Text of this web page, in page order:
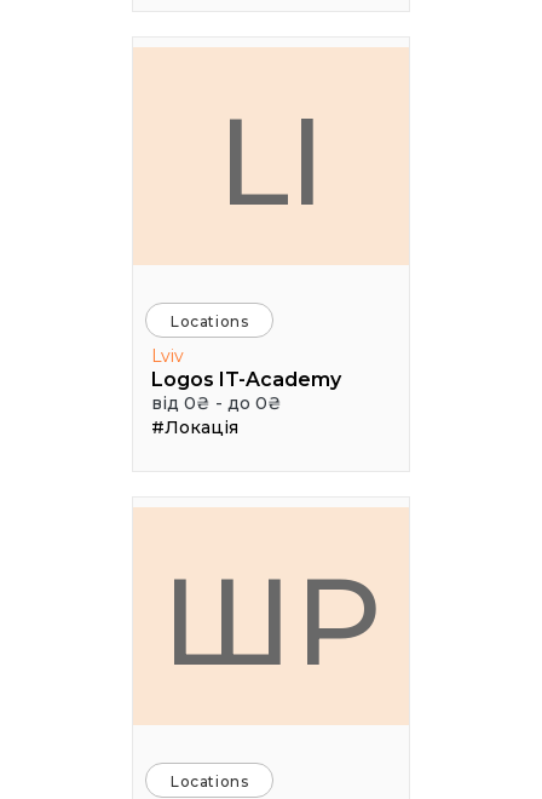
LI
Locations
Lviv
Logos IT-Academy
від 0₴ - до 0₴
#Локація
ШР
Locations